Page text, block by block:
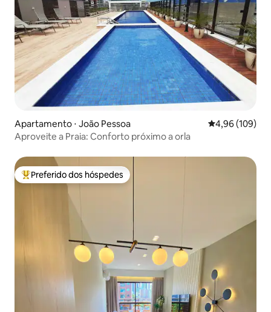
Apartamento ⋅ João Pessoa 4,96 de uma
4,96 (109)
Aproveite a Praia: Conforto próximo a orla
Entre os melhores preferidos dos hóspedes
Preferido dos hóspedes